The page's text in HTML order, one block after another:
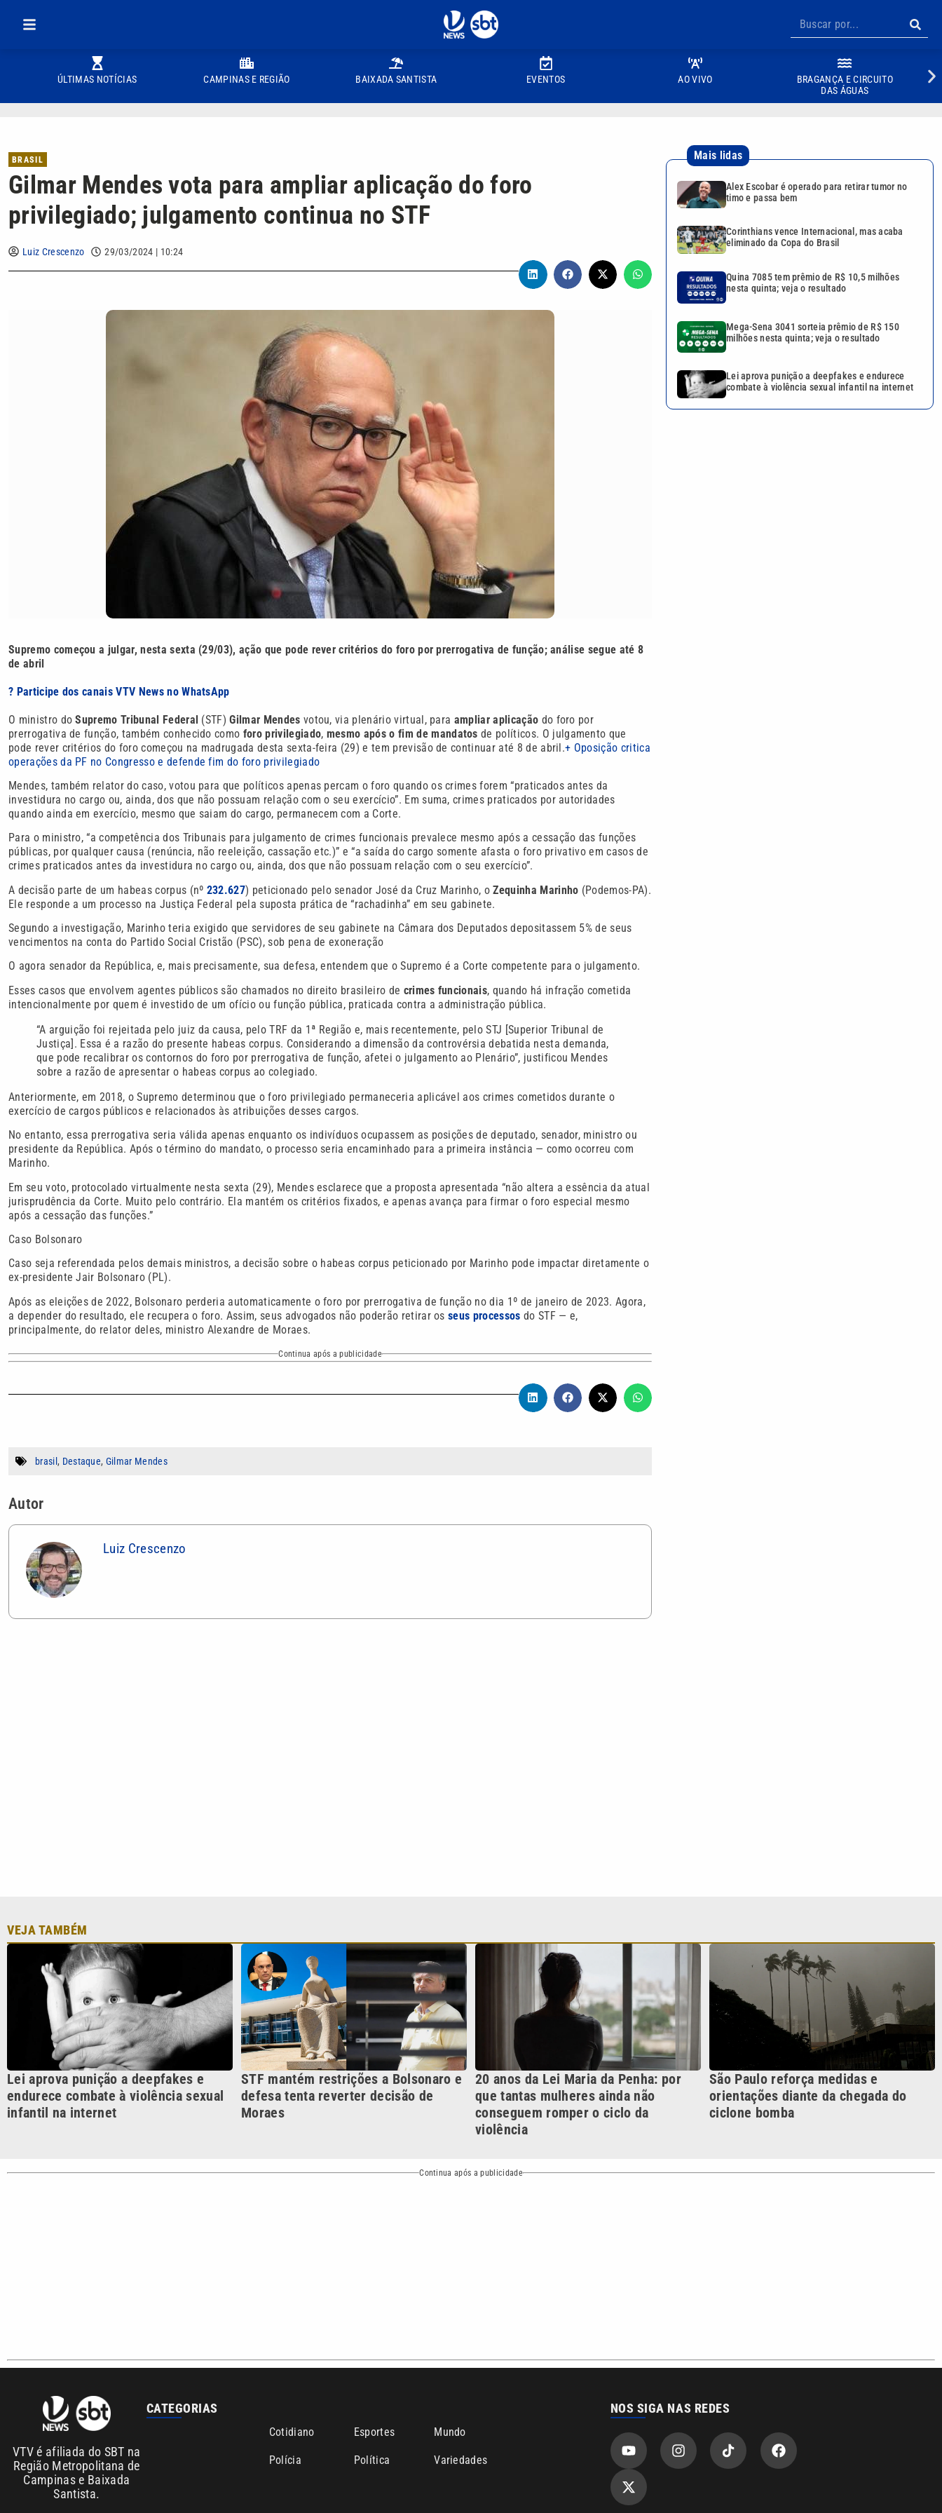
ÚLTIMAS NOTÍCIAS CAMPINAS E REGIÃO BAIXADA SANTISTA EVENTOS AO VIVO
BRAGANÇA E CIRCUITO
DAS ÁGUAS
BRASIL
Gilmar Mendes vota para ampliar aplicação do foro
privilegiado; julgamento continua no STF
Luiz Crescenzo 29/03/2024 | 10:24
Supremo começou a julgar, nesta sexta (29/03), ação que pode rever critérios do foro por prerrogativa de função; análise segue até 8
de abril
? Participe dos canais VTV News no WhatsApp
O ministro doSupremo Tribunal Federal (STF) Gilmar Mendes votou, via plenário virtual, para ampliar aplicação do foro por
prerrogativa de função, também conhecido como foro privilegiado, mesmo após o fim de mandatos de políticos. O julgamento que
pode rever critérios do foro começou na madrugada desta sexta-feira (29) e tem previsão de continuar até 8 de abril.+ Oposição critica
operações da PF no Congresso e defende fim do foro privilegiado
Mendes, também relator do caso, votou para que políticos apenas percam o foro quando os crimes forem “praticados antes da
investidura no cargo ou, ainda, dos que não possuam relação com o seu exercício”. Em suma, crimes praticados por autoridades
quando ainda em exercício, mesmo que saiam do cargo, permanecem com a Corte.
Para o ministro, “a competência dos Tribunais para julgamento de crimes funcionais prevalece mesmo após a cessação das funções
públicas, por qualquer causa (renúncia, não reeleição, cassação etc.)” e “a saída do cargo somente afasta o foro privativo em casos de
crimes praticados antes da investidura no cargo ou, ainda, dos que não possuam relação com o seu exercício”.
A decisão parte de um habeas corpus (nº 232.627) peticionado pelo senador José da Cruz Marinho, oZequinha Marinho (Podemos-PA).
Ele responde a um processo na Justiça Federal pela suposta prática de “rachadinha” em seu gabinete.
Segundo a investigação, Marinho teria exigido que servidores de seu gabinete na Câmara dos Deputados depositassem 5% de seus
vencimentos na conta do Partido Social Cristão (PSC), sob pena de exoneração
O agora senador da República, e, mais precisamente, sua defesa, entendem que o Supremo é a Corte competente para o julgamento.
Esses casos que envolvem agentes públicos são chamados no direito brasileiro de crimes funcionais, quando há infração cometida
intencionalmente por quem é investido de um ofício ou função pública, praticada contra a administração pública.
“A arguição foi rejeitada pelo juiz da causa, pelo TRF da 1ª Região e, mais recentemente, pelo STJ [Superior Tribunal de
Justiça]. Essa é a razão do presente habeas corpus. Considerando a dimensão da controvérsia debatida nesta demanda,
que pode recalibrar os contornos do foro por prerrogativa de função, afetei o julgamento ao Plenário”, justificou Mendes
sobre a razão de apresentar o habeas corpus ao colegiado.
Anteriormente, em 2018, o Supremo determinou que o foro privilegiado permaneceria aplicável aos crimes cometidos durante o
exercício de cargos públicos e relacionados às atribuições desses cargos.
No entanto, essa prerrogativa seria válida apenas enquanto os indivíduos ocupassem as posições de deputado, senador, ministro ou
presidente da República. Após o término do mandato, o processo seria encaminhado para a primeira instância — como ocorreu com
Marinho.
Em seu voto, protocolado virtualmente nesta sexta (29), Mendes esclarece que a proposta apresentada “não altera a essência da atual
jurisprudência da Corte. Muito pelo contrário. Ela mantém os critérios fixados, e apenas avança para firmar o foro especial mesmo
após a cessação das funções.”
Caso Bolsonaro
Caso seja referendada pelos demais ministros, a decisão sobre o habeas corpus peticionado por Marinho pode impactar diretamente o
ex-presidente Jair Bolsonaro (PL).
Após as eleições de 2022, Bolsonaro perderia automaticamente o foro por prerrogativa de função no dia 1º de janeiro de 2023. Agora,
a depender do resultado, ele recupera o foro. Assim, seus advogados não poderão retirar osseus processos do STF — e,
principalmente, do relator deles, ministro Alexandre de Moraes.
Continua após a publicidade
brasil , Destaque, Gilmar Mendes
Autor
Luiz Crescenzo
Mais lidas
Alex Escobar é operado para retirar tumor no
timo e passa bem
Corinthians vence Internacional, mas acaba
eliminado da Copa do Brasil
Quina 7085 tem prêmio de R$ 10,5 milhões
nesta quinta; veja o resultado
Mega-Sena 3041 sorteia prêmio de R$ 150
milhões nesta quinta; veja o resultado
Lei aprova punição a deepfakes e endurece
combate à violência sexual infantil na internet
endurece combate à violência sexual
infantil na internet
Continua após a publicidade
VTV é afiliada do SBT na
Região Metropolitana de
CATEGORIAS
Cotidiano Esportes Mundo
Polícia Variedades
NOS SIGA NAS REDES